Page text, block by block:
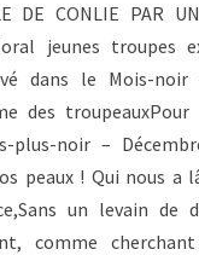
DE CONLIE PAR
jeunes troupes
dans le Mois-noir
des
plus-noir –
peaux ! Qui nous a
un levain de
comme